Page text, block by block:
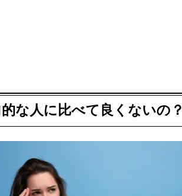
な人に比べて良くないの？